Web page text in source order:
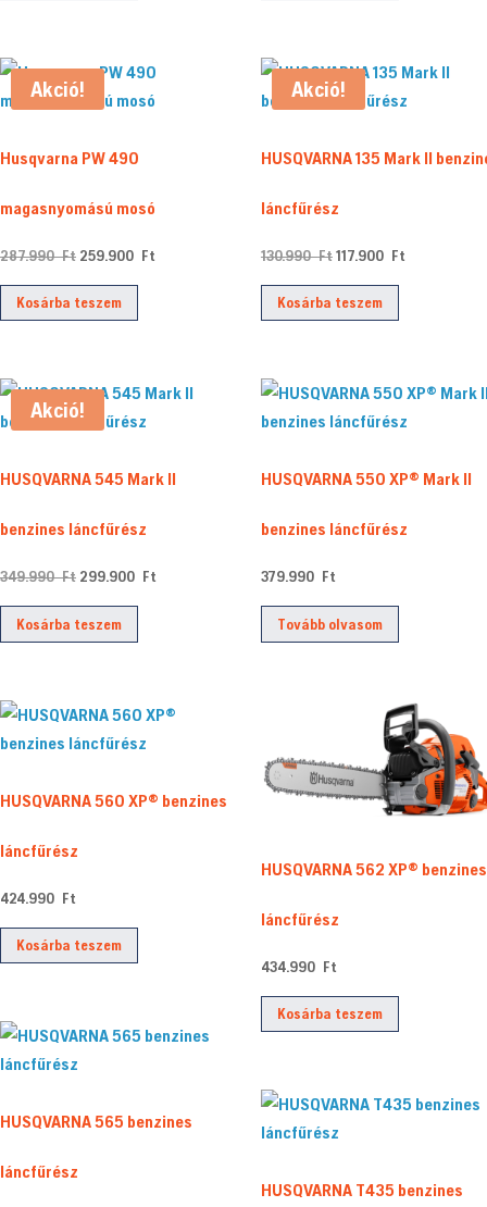
Akció!
Husqvarna PW 490
magasnyomású mosó
287.990Ft Original
price
was:
259.900 Ft
Kosárba teszem
Akció!
HUSQVARNA 135 Mark II
láncfűrész
130.990FtOriginal
price
was:
117.900 FtCurrent
Kosárba teszem
Akció!
HUSQVARNA 545 Mark II
benzines láncfűrész
349.990Ft Original
price
was:
299.900 Ft
Kosárba teszem
HUSQVARNA 550 XP® Mark II
benzines láncfűrész
379.990 Ft
Tovább olvasom
HUSQVARNA 560 XP® benzines
láncfűrész
424.990 Ft
Kosárba teszem
HUSQVARNA 562 XP® benzines
láncfűrész
434.990 Ft
Kosárba teszem
HUSQVARNA 565 benzines
láncfűrész
HUSQVARNA T435 benzines